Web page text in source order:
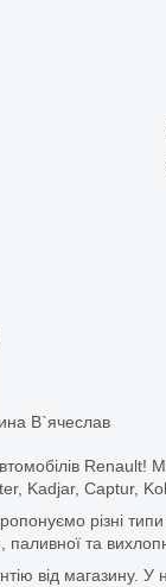
В`ячеслав
Kadjar, Captur,
різні
та
від